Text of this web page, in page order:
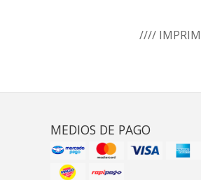
////
MEDIOS DE PAGO